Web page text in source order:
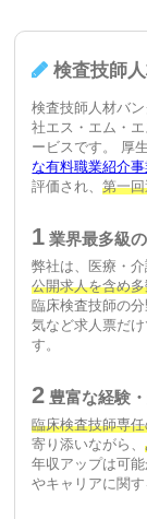
あ
検査技師
検査技師人材バ
社エス・エム・
ービスです。 厚
な有料職業紹介事
評価され、第一
1 業界最多級
弊社は、医療・
公開求人を含め
臨床検査技師の
気など求人票だ
す。
2 豊富な経験
臨床検査技師専
寄り添いながら、
年収アップは可
やキャリアに関